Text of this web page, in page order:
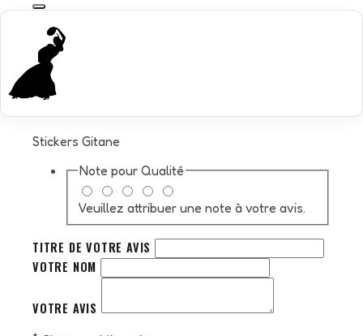
Stickers Gitane
Note pour Qualité
Veuillez attribuer une note à votre avis.
TITRE DE VOTRE AVIS
VOTRE NOM
VOTRE AVIS